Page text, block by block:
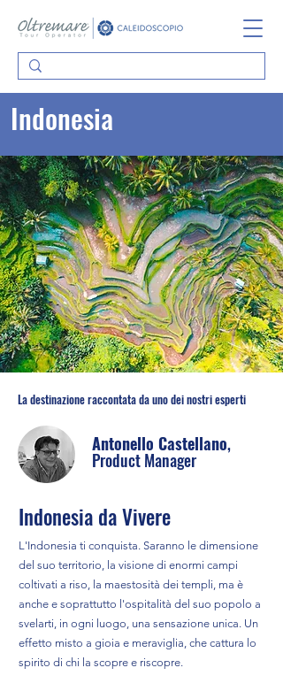
Indonesia
La destinazione raccontata da uno dei nostri esperti
Antonello Castellano,
Product Manager
Indonesia da Vivere
L'Indonesia ti conquista. Saranno le dimensione
del suo territorio, la visione di enormi campi
coltivati a riso, la maestosità dei templi, ma è
anche e soprattutto l'ospitalità del suo popolo a
svelarti, in ogni luogo, una sensazione unica. Un
effetto misto a gioia e meraviglia, che cattura lo
spirito di chi la scopre e riscopre.